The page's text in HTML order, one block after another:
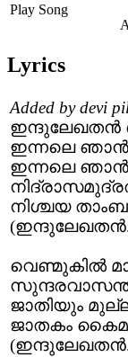
Play Song
Lyrics
Added by devi
ഇന്ദുലേഖതന്‍
ഇന്നലെ
ഇന്നലെ
നിശ്ചയ
വെണ്മുകില്‍
ജാതിയും
ജാതകം